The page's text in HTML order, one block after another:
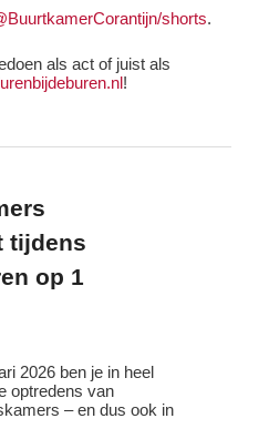
shorts.
als act of juist als
!
tijdens
op 1
2026 ben je in heel
optredens van
– en dus ook in